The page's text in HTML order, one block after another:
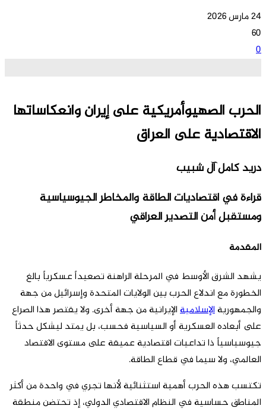
24 مارس 2026
60
0
الحرب الصهيوأمريكية على إيران وانعكاساتها
الاقتصادية على العراق
دريد کامل آل شبيب
قراءة في اقتصاديات الطاقة والمخاطر الجيوسياسية
ومستقبل أمن التصدير العراقي
المقدمة
يشهد الشرق الأوسط في المرحلة الراهنة تصعيداً عسكرياً بالغ
الخطورة مع اندلاع الحرب بين الولايات المتحدة وإسرائيل من جهة
والجمهوريةالإسلاميةالإيرانية من جهة أخرى. ولا يقتصر هذا الصراع
على أبعاده العسكرية أو السياسية فحسب، بل يمتد ليشكل حدثاً
جيوسياسياً ذا تداعيات اقتصادية عميقة على مستوى الاقتصاد
العالمي، ولا سيما في قطاع الطاقة.
تكتسب هذه الحرب أهمية استثنائية لأنها تجري في واحدة من أكثر
المناطق حساسية في النظام الاقتصادي الدولي، إذ تحتضن منطقة